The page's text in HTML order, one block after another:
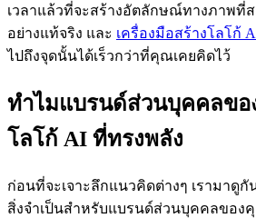
เวลาแล้วที่จะสร้างอัตลักษณ์ทางภาพ
อย่างแท้จริง และ เครื่องมือสร้างโลโก้
ไปถึงจุดนั้นได้เร็วกว่าที่คุณเคยคิดไว้
ทำไมแบรนด์ส่วนบุคคลขอ
โลโก้ AI ที่ทรงพลัง
ก่อนที่จะเจาะลึกแนวคิดต่างๆ เรามาดูกั
สิ่งจำเป็นสำหรับแบรนด์ส่วนบุคคลของ